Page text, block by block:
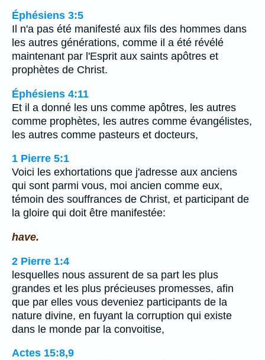
Éphésiens 3:5
Il n'a pas été manifesté aux fils des hommes dans
les autres générations, comme il a été révélé
maintenant par l'Esprit aux saints apôtres et
prophètes de Christ.
Éphésiens 4:11
Et il a donné les uns comme apôtres, les autres
comme prophètes, les autres comme évangélistes,
les autres comme pasteurs et docteurs,
1 Pierre 5:1
Voici les exhortations que j'adresse aux anciens
qui sont parmi vous, moi ancien comme eux,
témoin des souffrances de Christ, et participant de
la gloire qui doit être manifestée:
have.
2 Pierre 1:4
lesquelles nous assurent de sa part les plus
grandes et les plus précieuses promesses, afin
que par elles vous deveniez participants de la
nature divine, en fuyant la corruption qui existe
dans le monde par la convoitise,
Actes 15:8,9